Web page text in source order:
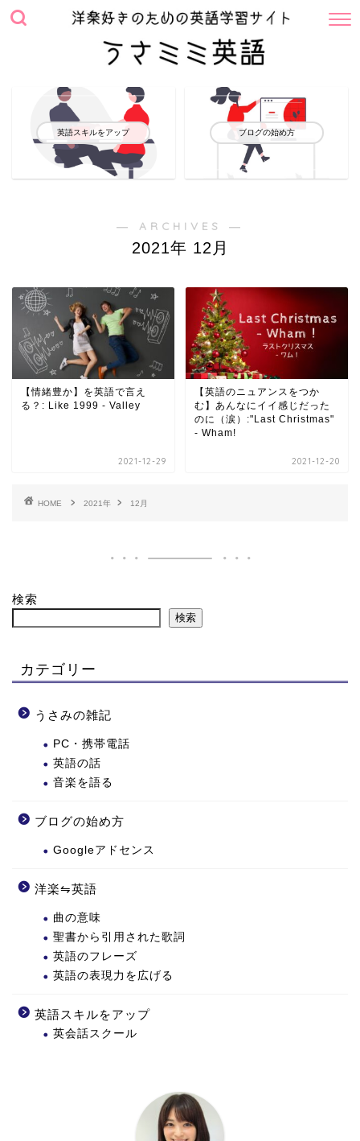
英語スキルをアップ ブログの始め方
― ARCHIVES ―
2021年 12月
【情緒豊か】を英語で言え
る？: Like 1999 - Valley
2021-12-29
【英語のニュアンスをつか
む】あんなにイイ感じだった
のに（涙）:"Last Christmas"
- Wham!
2021-12-20
HOME 2021年 12月
検索
検索
カテゴリー
うさみの雑記
PC・携帯電話
英語の話
音楽を語る
ブログの始め方
Googleアドセンス
洋楽⇋英語
曲の意味
聖書から引用された歌詞
英語のフレーズ
英語の表現力を広げる
英語スキルをアップ
英会話スクール